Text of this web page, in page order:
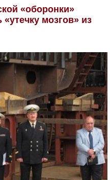
«оборонки»
мозгов» из